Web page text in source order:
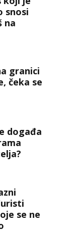
snosi
na
granici
čeka se
događa
se ne